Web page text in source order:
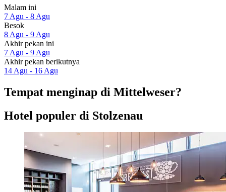
Malam ini
7 Agu - 8 Agu
Besok
8 Agu - 9 Agu
Akhir pekan ini
7 Agu - 9 Agu
Akhir pekan berikutnya
14 Agu - 16 Agu
Tempat menginap di Mittelweser?
Hotel populer di Stolzenau